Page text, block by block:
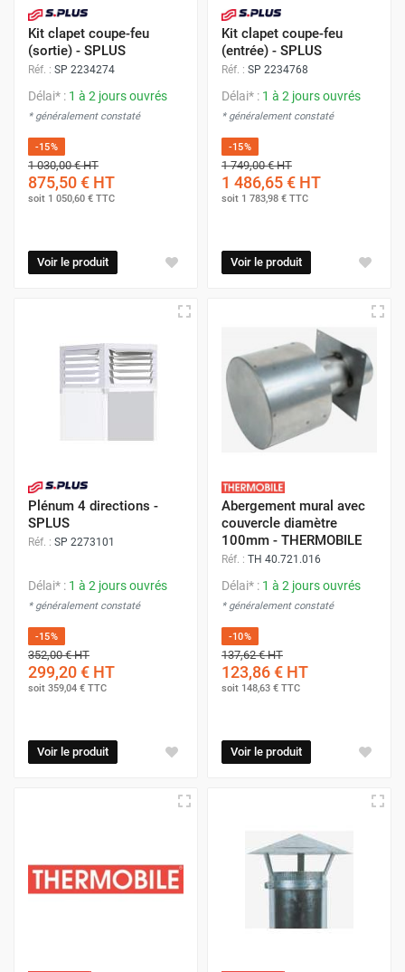
Kit clapet coupe-feu
(sortie) - SPLUS
Réf. : SP 2234274
Délai* : 1 à 2 jours ouvrés
* généralement constaté
-15%
1 030,00 €HT
875,50 € HT
soit 1 050,60 € TTC
Voir le produit
Kit clapet coupe-feu
(entrée) - SPLUS
Réf. : SP 2234768
Délai* : 1 à 2 jours ouvrés
* généralement constaté
-15%
1 749,00 €HT
1 486,65 € HT
soit 1 783,98 € TTC
Voir le produit
Plénum 4 directions -
SPLUS
Réf. : SP 2273101
Délai* : 1 à 2 jours ouvrés
* généralement constaté
-15%
352,00 €HT
299,20 € HT
soit 359,04 € TTC
Voir le produit
Abergement mural avec
couvercle diamètre
100mm - THERMOBILE
Réf. : TH 40.721.016
Délai* : 1 à 2 jours ouvrés
* généralement constaté
-10%
137,62 €HT
123,86 € HT
soit 148,63 € TTC
Voir le produit